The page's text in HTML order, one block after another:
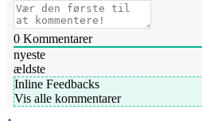
0Kommentarer
nyeste
ældste
Inline Feedbacks
Vis alle kommentarer